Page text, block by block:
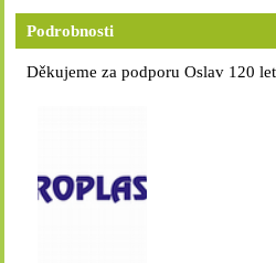
Podrobnosti
Děkujeme za podporu Oslav 120